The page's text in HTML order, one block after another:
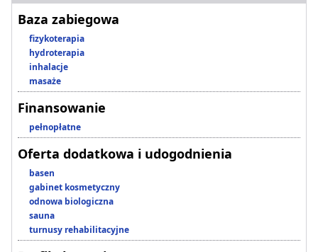
Baza zabiegowa
fizykoterapia
hydroterapia
inhalacje
masaże
Finansowanie
pełnopłatne
Oferta dodatkowa i udogodnienia
basen
gabinet kosmetyczny
odnowa biologiczna
sauna
turnusy rehabilitacyjne